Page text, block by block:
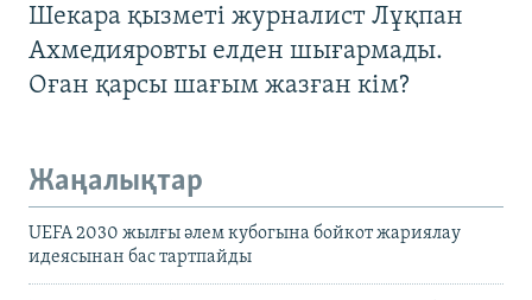
Шекара қызметі журналист Лұқпан
Ахмедияровты елден шығармады.
Оған қарсы шағым жазған кім?
Жаңалықтар
UEFA 2030 жылғы әлем кубогына бойкот жариялау
идеясынан бас тартпайды